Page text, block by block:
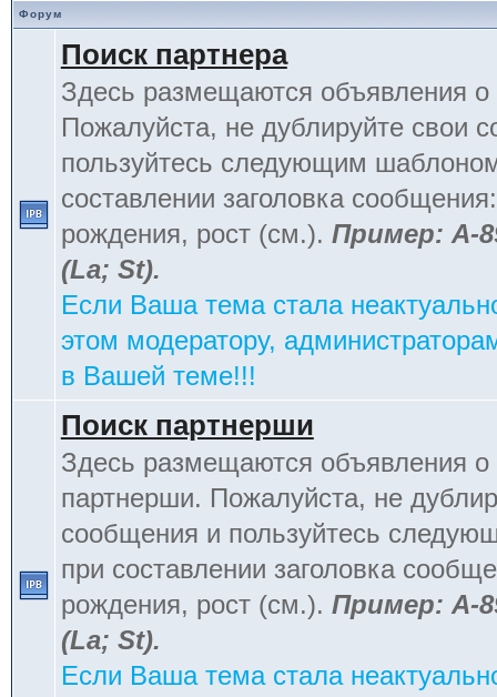
Форум
Поиск партнера
Здесь размещаются объявления о
Пожалуйста, не дублируйте свои
пользуйтесь следующим
составлении заголовка
рождения, рост (см.). Пример: А-
(La; St).
Если Ваша тема стала
этом модератору,
в Вашей теме!!!
Поиск партнерши
Здесь размещаются объявления о
партнерши. Пожалуйста, не
сообщения и пользуйтесь
при составлении заголовка
рождения, рост (см.). Пример: А-
(La; St).
Если Ваша тема стала